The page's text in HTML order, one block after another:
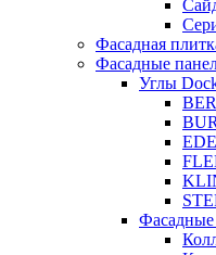
Фасадная
Фасадные
Углы
Фасадные